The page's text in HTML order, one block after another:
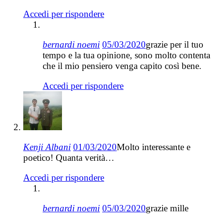
Accedi per rispondere
bernardi noemi 05/03/2020grazie per il tuo
tempo e la tua opinione, sono molto contenta
che il mio pensiero venga capito così bene.
Accedi per rispondere
Kenji Albani 01/03/2020Molto interessante e
poetico! Quanta verità…
Accedi per rispondere
bernardi noemi 05/03/2020grazie mille